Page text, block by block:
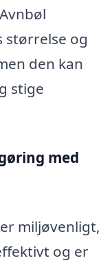
og
den kan
stige
med
miljøvenligt,
og er